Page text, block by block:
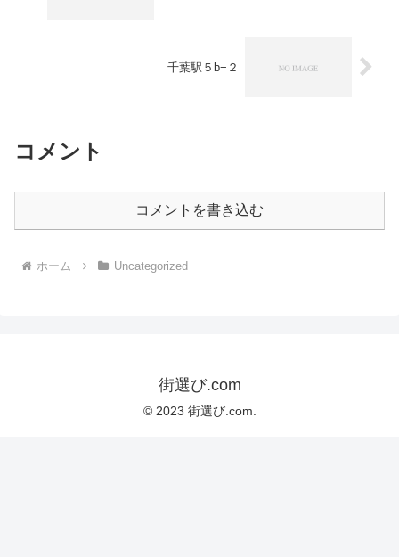
千葉駅５b−２
コメント
コメントを書き込む
ホーム Uncategorized
街選び.com
© 2023 街選び.com.